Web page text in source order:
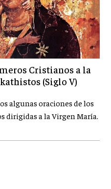
Cristianos a la
(Siglo V)
algunas oraciones de los
dirigidas a la Virgen María.